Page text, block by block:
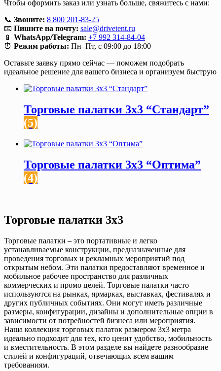
Чтобы оформить заказ или узнать больше, свяжитесь с нами:
📞 Звоните: 8 800 201-83-25
📧 Пишите на почту: sale@drivetent.ru
📱 WhatsApp/Telegram: +7 992 314-84-04
⏰ Режим работы: Пн–Пт, с 09:00 до 18:00
Оставьте заявку прямо сейчас — поможем подобрать
идеальное решение для вашего бизнеса и организуем быструю
Торговые палатки 3х3 “Стандарт”
(5)
Торговые палатки 3х3 “Оптима”
(4)
Торговые палатки 3х3
Торговые палатки – это портативные и легко
устанавливаемые конструкции, предназначенные для
проведения торговых и рекламных мероприятий под
открытым небом. Эти палатки предоставляют временное и
мобильное рабочее пространство для различных
коммерческих и промо целей. Торговые палатки часто
используются на рынках, ярмарках, выставках, фестивалях и
других публичных событиях. Они могут иметь различные
размеры, конфигурации, дизайны и дополнительные опции в
зависимости от потребностей бизнеса или мероприятия.
Наша коллекция торговых палаток размером 3х3 метра
идеально подходит для тех, кто ценит удобство, мобильность
и вместительность. В этом разделе вы найдете разнообразие
стилей и конфигураций, отвечающих всем вашим
требованиям.